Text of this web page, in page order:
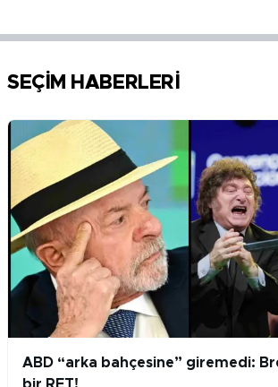
SEÇİM HABERLERİ
ABD “arka bahçesine” giremedi: